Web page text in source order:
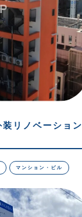
リノベーション
マンション・ビル